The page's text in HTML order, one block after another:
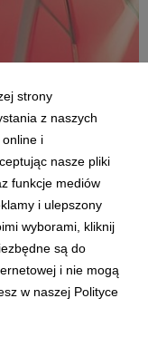
bogatą ofertę
Wśród nich znajdą
Lato Radia
strony
z naszych
online i
nasze pliki
funkcje mediów
i ulepszony
wyborami, kliknij
są do
i nie mogą
w naszej Polityce